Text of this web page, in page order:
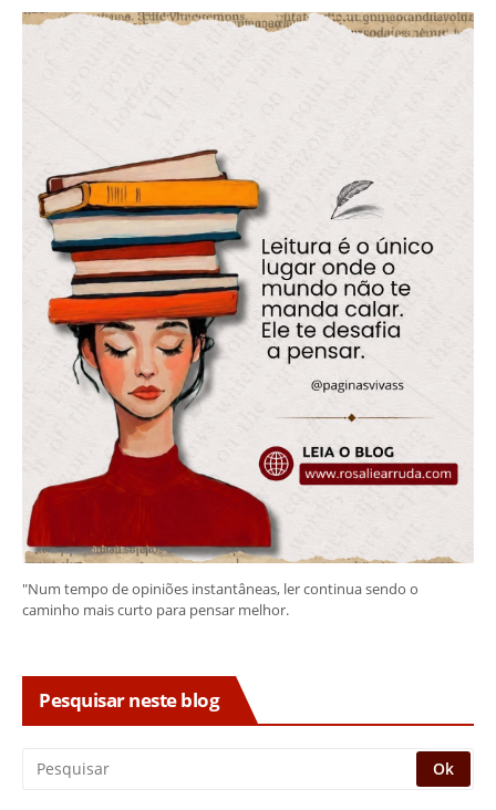
"Num tempo de opiniões instantâneas, ler continua sendo o
caminho mais curto para pensar melhor.
Pesquisar neste blog